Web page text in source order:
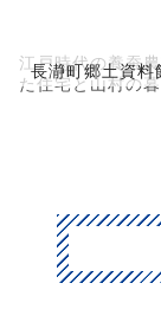
長瀞町郷土資料
江戸時代の養蚕
た住宅と山村の